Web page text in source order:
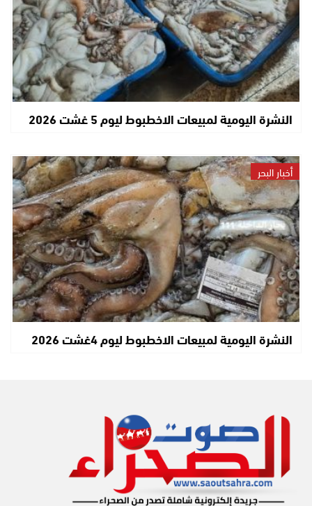
النشرة اليومية لمبيعات الاخطبوط ليوم 5 غشت 2026
أخبار البحر
النشرة اليومية لمبيعات الاخطبوط ليوم 4غشت 2026